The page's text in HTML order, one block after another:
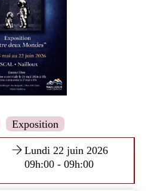
Exposition
Lundi 22 juin 2026
09h:00 - 09h:00